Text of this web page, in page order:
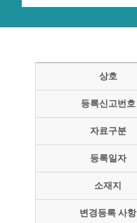
상호
등록신고번호
자료구분
등록일자
소재지
변경등록 사항